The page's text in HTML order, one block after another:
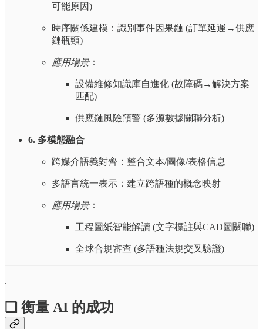
可能原因)
時序關係建模：識別事件因果鏈 (訂單延遲→供應
鏈瓶頸)
應用場景：
設備維修知識庫自進化 (故障碼→解決方案
匹配)
供應鏈風險預警 (多源數據關聯分析)
6. 多模態融合
跨媒介語義對齊：整合文本/圖像/表格信息
多語言統一表示：建立跨語種的概念映射
應用場景：
工程圖紙智能解讀 (文字標註與CAD圖關聯)
全球合規審查 (多語種法規交叉驗證)
.
❏ 衡量 AI 的成功